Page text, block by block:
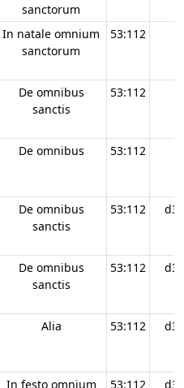
sanctorum
In natale omnium
sanctorum
53:112
De omnibus
sanctis
53:112
De omnibus 53:112
De omnibus
sanctis
53:112 d34
De omnibus
sanctis
53:112 d34
Alia 53:112 d34
In festo omnium
53:112 d34